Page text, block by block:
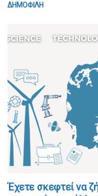
ΔΗΜΟΦΙΛΗ
​​Έχετε σκεφτεί να